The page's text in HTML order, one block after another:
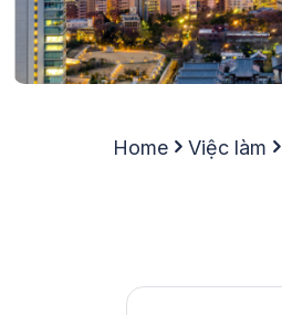
Home Việc làm